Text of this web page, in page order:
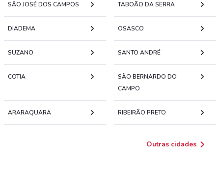
SÃO JOSÉ DOS CAMPOS TABOÃO DA SERRA
DIADEMA OSASCO
SUZANO SANTO ANDRÉ
COTIA
SÃO BERNARDO DO
CAMPO
ARARAQUARA RIBEIRÃO PRETO
Outras cidades